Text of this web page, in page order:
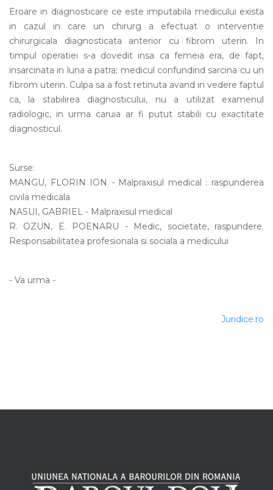
Eroare in diagnosticare ce este imputabila medicului exista
in cazul in care un chirurg a efectuat o interventie
chirurgicala diagnosticata anterior cu fibrom uterin. In
timpul operatiei s-a dovedit insa ca femeia era, de fapt,
insarcinata in luna a patra; medicul confundind sarcina cu un
fibrom uterin. Culpa sa a fost retinuta avand in vedere faptul
ca, la stabilirea diagnosticului, nu a utilizat examenul
radiologic, in urma caruia ar fi putut stabili cu exactitate
diagnosticul.
Surse:
MANGU, FLORIN ION - Malpraxisul medical : raspunderea
civila medicala
NASUI, GABRIEL - Malpraxisul medical
R. OZUN, E. POENARU - Medic, societate, raspundere.
Responsabilitatea profesionala si sociala a medicului
- Va urma -
Juridice.ro